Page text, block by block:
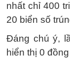
nhất chỉ 400
20 biển số
Đáng chú ý,
hiển thị 0